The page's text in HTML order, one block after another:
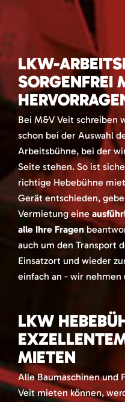
LKW-
SORGENFREI
Bei M&V Veit schreiben
schon bei der Auswahl
Arbeitsbühne, bei der
Seite stehen. So ist
richtige Hebebühne
Gerät entschieden,
Vermietung eine
alle Ihre Fragen
auch um den Transport
Einsatzort und wieder
einfach an - wir nehmen
LKW
MIETEN
Alle Baumaschinen und
Veit mieten können,